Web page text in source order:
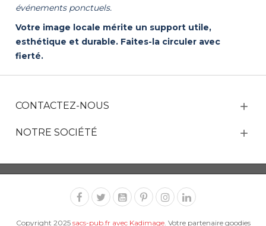
événements ponctuels.
Votre image locale mérite un support utile,
esthétique et durable. Faites-la circuler avec
fierté.
CONTACTEZ-NOUS
NOTRE SOCIÉTÉ
Copyright 2025 sacs-pub.fr avec Kadimage. Votre partenaire goodies